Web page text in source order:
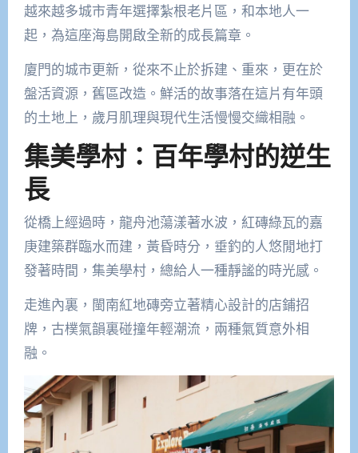
越來越多城市青年選擇紮根老片區，和本地人一
起，為這座海島開啟全新的成長篇章。
廈門的城市更新，從來不止於拆建、重來，更在於
盤活資源，舊區改造。鮮活的故事落在這片有年頭
的土地上，歲月肌理與現代生活慢慢交織相融。
集美學村：百年學村的逆生
長
從橋上經過時，龍舟池蕩漾著水波，紅磚綠瓦的嘉
庚建築群臨水而建，黃昏時分，垂釣的人悠閒地打
發著時間，集美學村，總給人一種靜謐的時光感。
走進內裏，閩南紅地磚旁立著精心設計的店鋪招
牌，古樸氣韻裏碰撞年輕潮流，兩種氣質意外相
融。